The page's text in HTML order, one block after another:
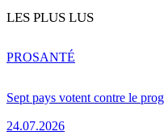
LES PLUS LUS
Sept pays votent contre le
24.07.2026
PROSANTÉ